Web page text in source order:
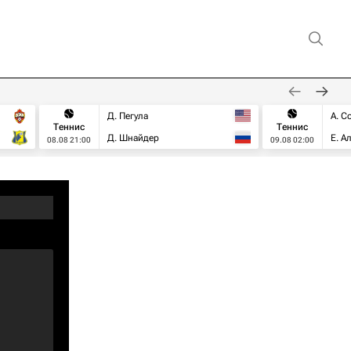
Теннис
08.08 21:00
Д. Пегула
Д. Шнайдер
Теннис
09.08 02:00
А.
Е.